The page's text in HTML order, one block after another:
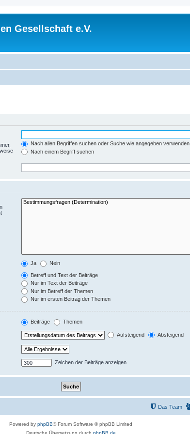
Gesellschaft e.V.
Nach allen Begriffen suchen oder Suche wie angegeben verwenden
Nach einem Begriff suchen
Ja Nein
Betreff und Text der Beiträge
Nur im Text der Beiträge
Nur im Betreff der Themen
Nur im ersten Beitrag der Themen
Beiträge Themen
Aufsteigend Absteigend
Zeichen der Beiträge anzeigen
Das Team
Powered by phpBB® Forum Software © phpBB Limited
Deutsche Übersetzung durch phpBB.de